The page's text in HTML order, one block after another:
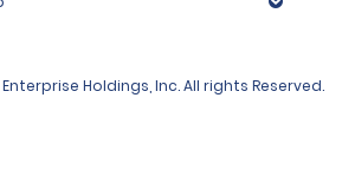
Holdings, Inc. All rights Reserved.